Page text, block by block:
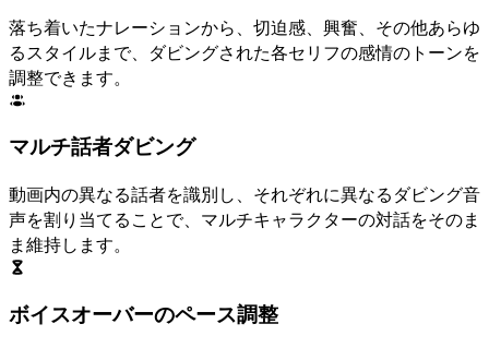
落ち着いたナレーションから、切迫感、興奮、その他あらゆ
るスタイルまで、ダビングされた各セリフの感情のトーンを
調整できます。
マルチ話者ダビング
動画内の異なる話者を識別し、それぞれに異なるダビング音
声を割り当てることで、マルチキャラクターの対話をそのま
ま維持します。
ボイスオーバーのペース調整